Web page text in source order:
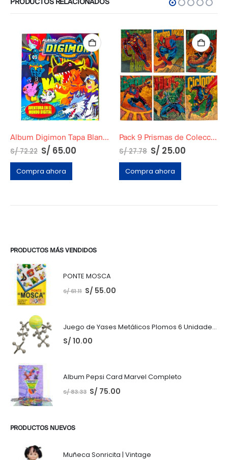
PRODUCTOS RELACIONADOS
Album Digimon Tapa Blanda
S/72.22 S/ 65.00
Compra ahora
Pack 9 Prismas de Colección Marvel Pepsi Cards
S/27.78 S/ 25.00
Compra ahora
PRODUCTOS MÁS VENDIDOS
PONTE MOSCA
S/61.11 S/ 55.00
Juego de Yases Metálicos Plomos 6 Unidades + Pelota de Goma (En Bolsita Lista para Regalar)
S/ 10.00
Album Pepsi Card Marvel Completo
S/83.33 S/ 75.00
PRODUCTOS NUEVOS
Muñeca Sonricita | Vintage